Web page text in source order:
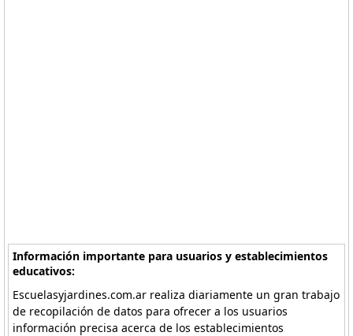
Información importante para usuarios y establecimientos
educativos:
Escuelasyjardines.com.ar realiza diariamente un gran trabajo
de recopilación de datos para ofrecer a los usuarios
información precisa acerca de los establecimientos